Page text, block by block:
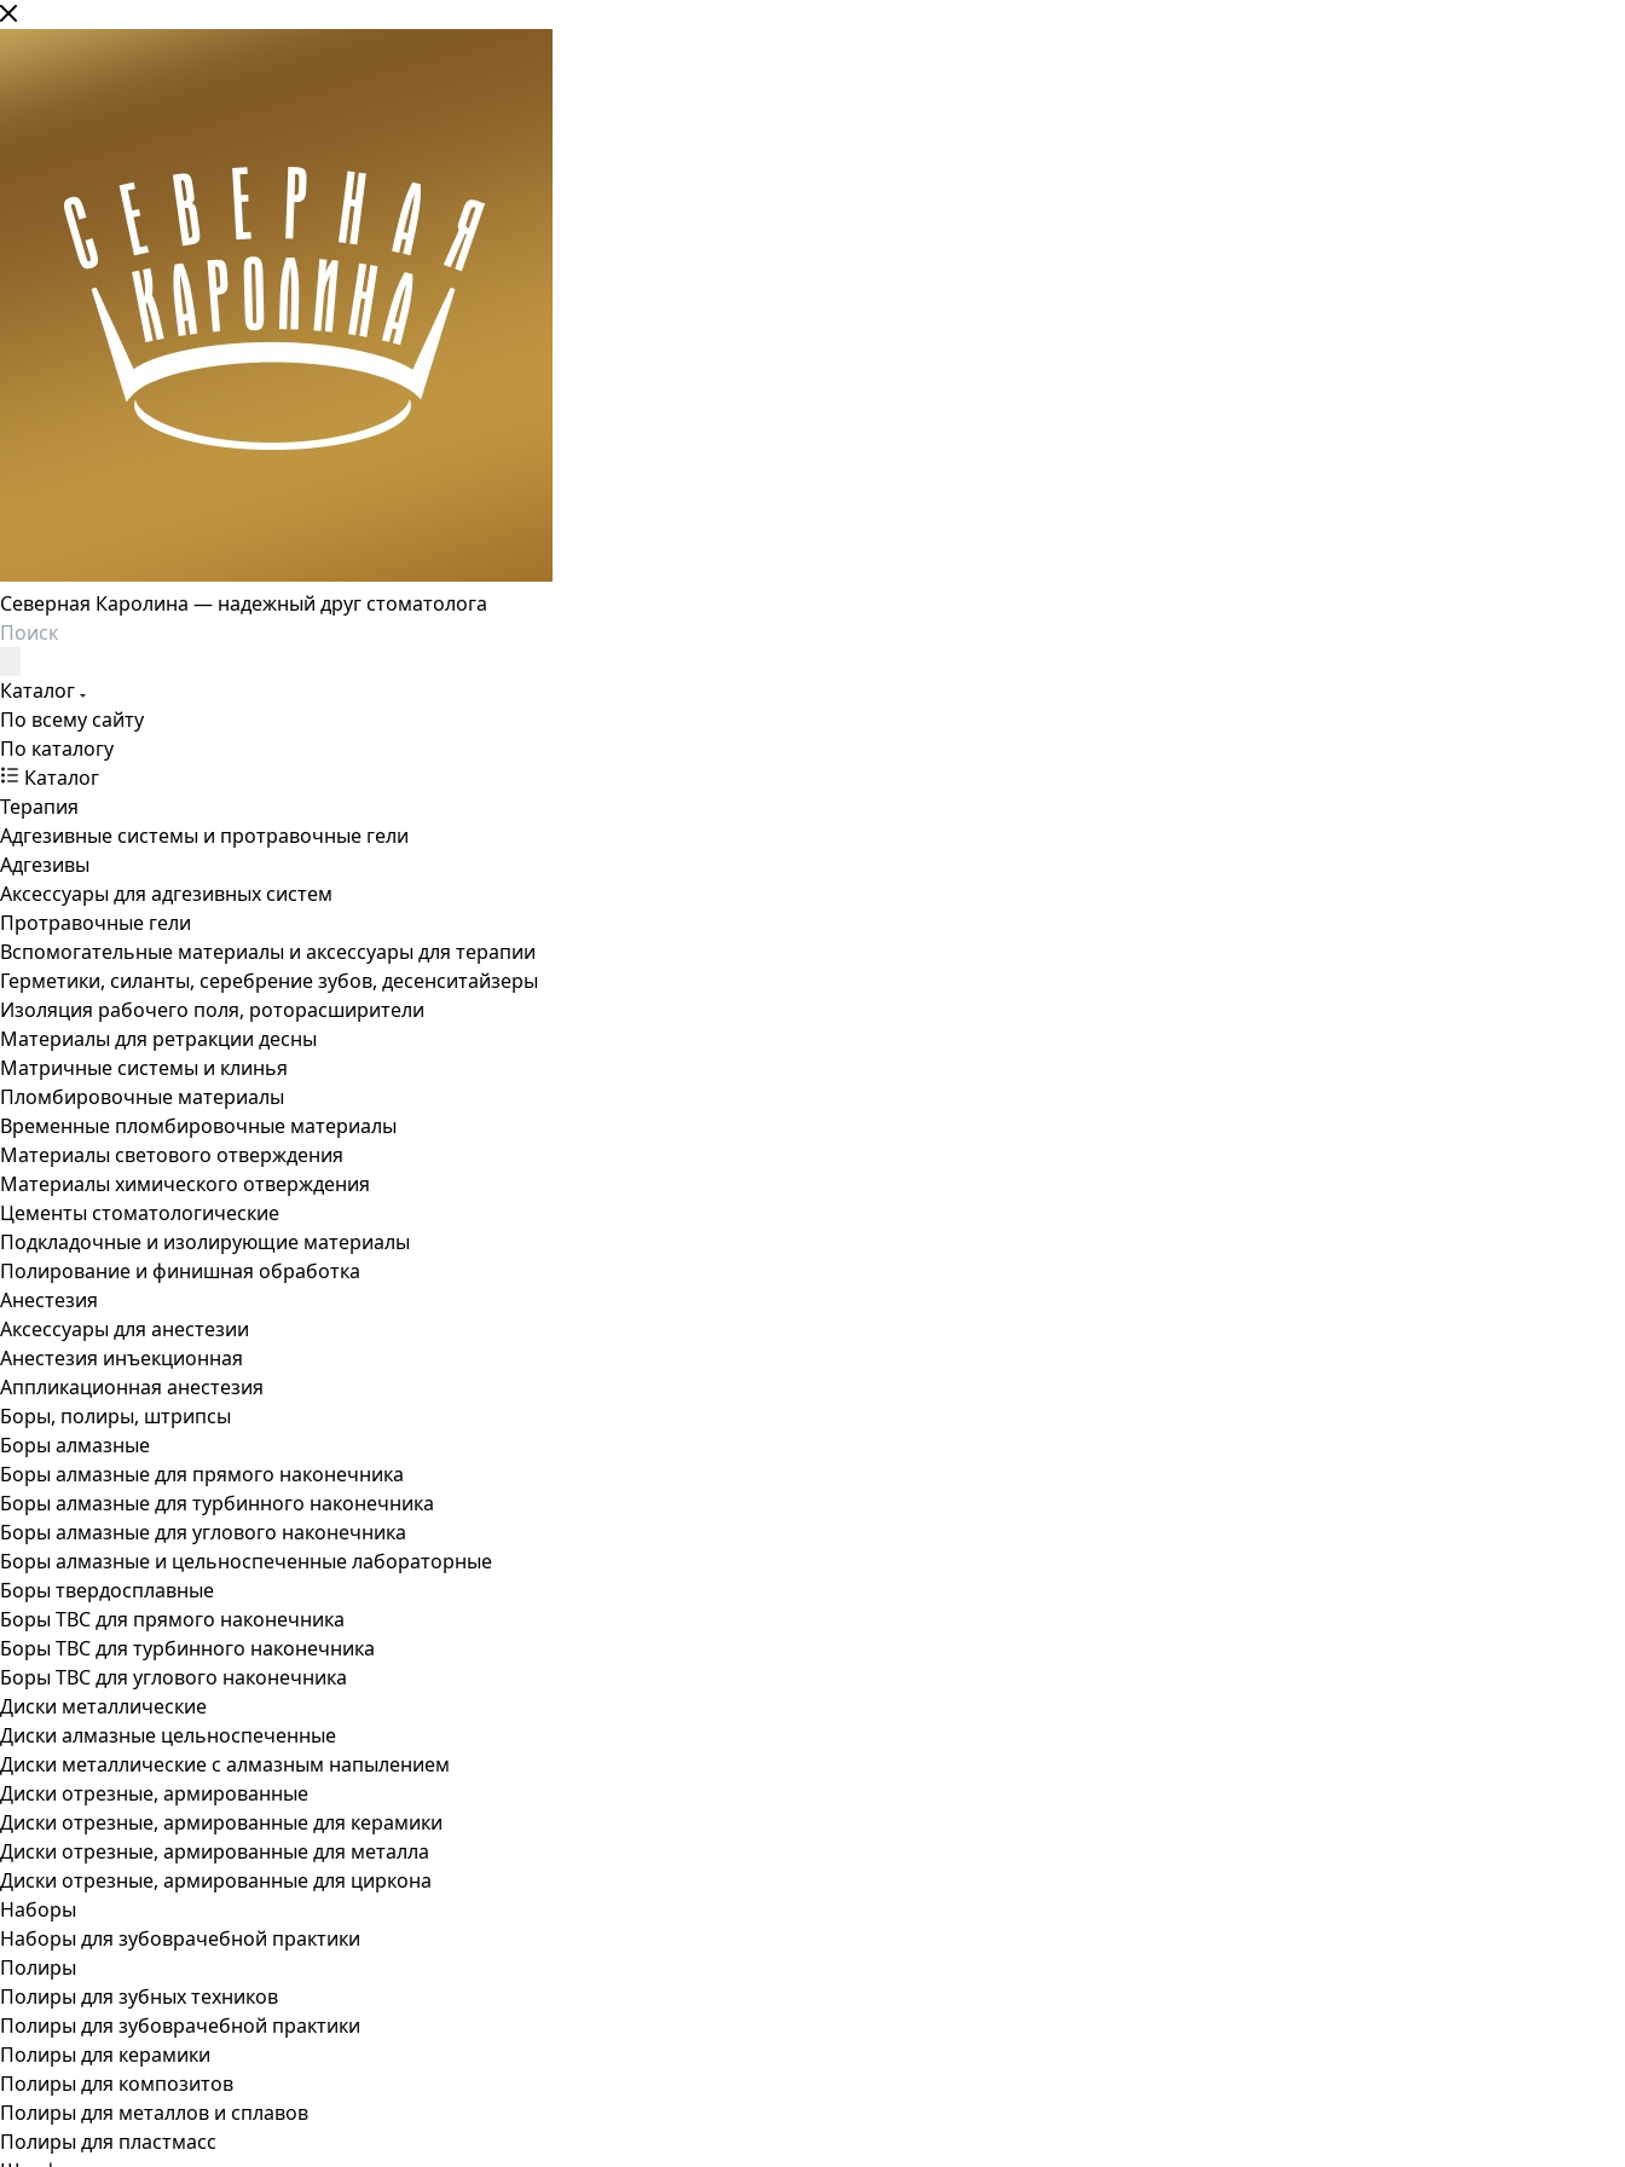
Северная Каролина — надежный друг стоматолога
Каталог
По всему сайту
По каталогу
Каталог
Терапия
Адгезивные системы и протравочные гели
Адгезивы
Аксессуары для адгезивных систем
Протравочные гели
Вспомогательные материалы и аксессуары для терапии
Герметики, силанты, серебрение зубов, десенситайзеры
Изоляция рабочего поля, роторасширители
Материалы для ретракции десны
Матричные системы и клинья
Пломбировочные материалы
Временные пломбировочные материалы
Материалы светового отверждения
Материалы химического отверждения
Цементы стоматологические
Подкладочные и изолирующие материалы
Полирование и финишная обработка
Анестезия
Аксессуары для анестезии
Анестезия инъекционная
Аппликационная анестезия
Боры, полиры, штрипсы
Боры алмазные
Боры алмазные для прямого наконечника
Боры алмазные для турбинного наконечника
Боры алмазные для углового наконечника
Боры алмазные и цельноспеченные лабораторные
Боры твердосплавные
Боры ТВС для прямого наконечника
Боры ТВС для турбинного наконечника
Боры ТВС для углового наконечника
Диски металлические
Диски алмазные цельноспеченные
Диски металлические с алмазным напылением
Диски отрезные, армированные
Диски отрезные, армированные для керамики
Диски отрезные, армированные для металла
Диски отрезные, армированные для циркона
Наборы
Наборы для зубоврачебной практики
Полиры
Полиры для зубных техников
Полиры для зубоврачебной практики
Полиры для керамики
Полиры для композитов
Полиры для металлов и сплавов
Полиры для пластмасс